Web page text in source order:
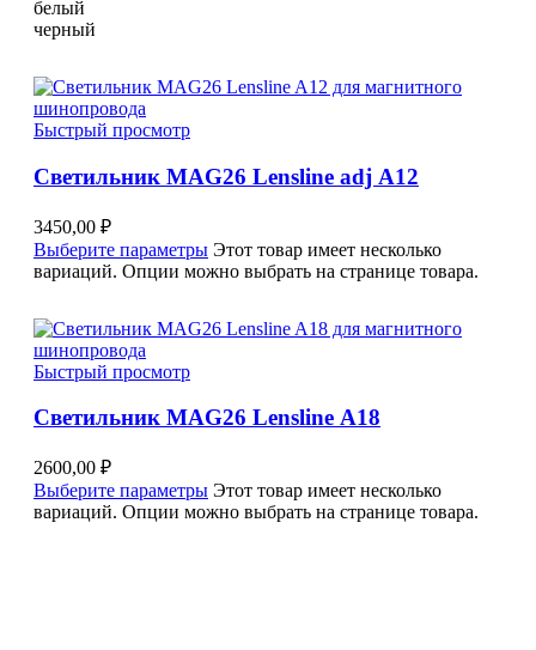
белый
черный
Быстрый просмотр
Светильник MAG26 Lensline adj A12
3450,00 ₽
Выберите параметры Этот товар имеет несколько
вариаций. Опции можно выбрать на странице товара.
Быстрый просмотр
Светильник MAG26 Lensline A18
2600,00 ₽
Выберите параметры Этот товар имеет несколько
вариаций. Опции можно выбрать на странице товара.